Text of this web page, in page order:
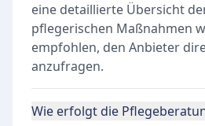
eine detaillierte Übersicht
pflegerischen Maßnahmen
empfohlen, den Anbieter
anzufragen.
Wie erfolgt die